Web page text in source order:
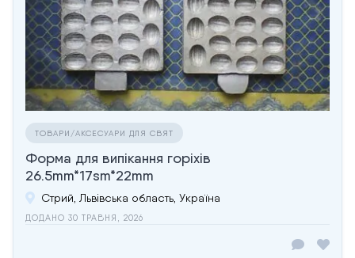
ТОВАРИ/АКСЕСУАРИ ДЛЯ СВЯТ
Форма для випікання горіхів
26.5mm*17sm*22mm
Стрий, Львівська область, Україна
ДОДАНО 30 ТРАВНЯ, 2026